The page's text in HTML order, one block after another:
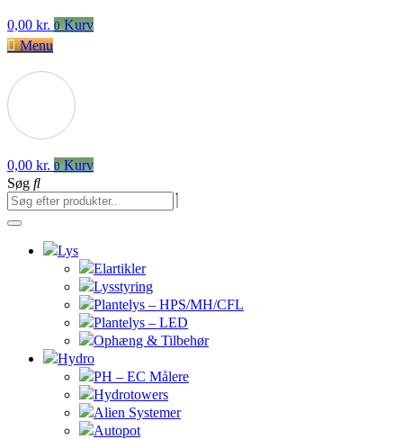
0,00 kr. 0 Kurv
Menu
0,00 kr. 0 Kurv
Søg
Lys
Elartikler
Lysstyring
Plantelys – HPS/MH/CFL
Plantelys – LED
Ophæng & Tilbehør
Hydro
PH – EC Målere
Hydrotowers
Alien Systemer
Autopot